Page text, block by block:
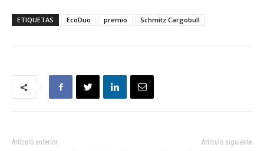
ETIQUETAS EcoDuo premio Schmitz Cargobull
Artículo anterior Artículo siguiente